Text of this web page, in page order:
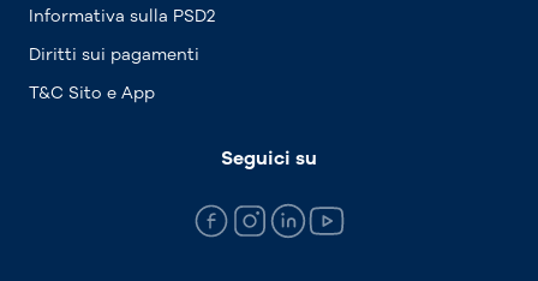
Informativa sulla PSD2
Diritti sui pagamenti
T&C Sito e App
Seguici su